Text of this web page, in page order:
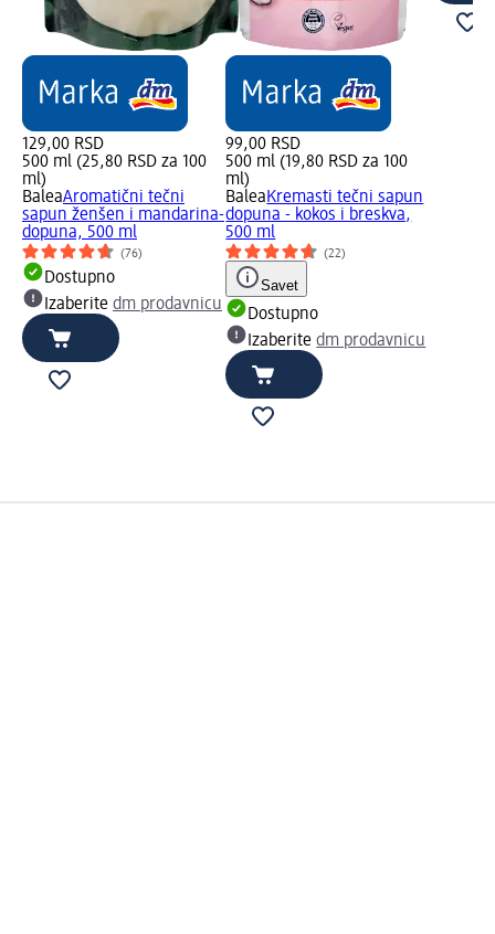
129,00 RSD
500 ml (25,80 RSD za 100
ml)
BaleaAromatični tečni
sapun ženšen i mandarina-
dopuna, 500 ml
(76)
Dostupno
Izaberite dm prodavnicu
99,00 RSD
500 ml (19,80 RSD za 100
ml)
BaleaKremasti tečni sapun
dopuna - kokos i breskva,
500 ml
(22)
Savet
Dostupno
Izaberitedm prodavnicu